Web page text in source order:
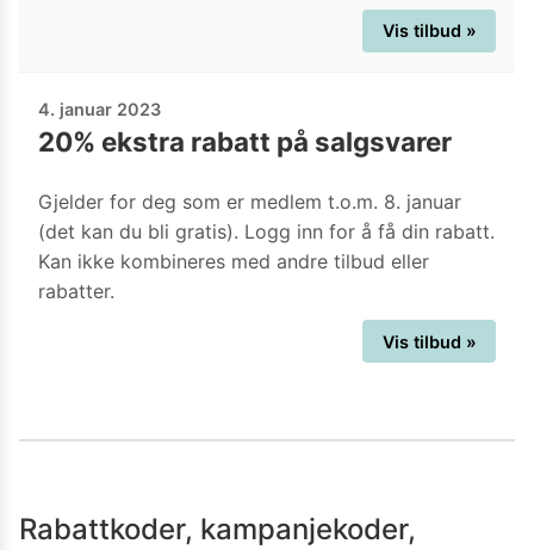
Vis tilbud »
4. januar 2023
20% ekstra rabatt på salgsvarer
Gjelder for deg som er medlem t.o.m. 8. januar
(det kan du bli gratis). Logg inn for å få din rabatt.
Kan ikke kombineres med andre tilbud eller
rabatter.
Vis tilbud »
Rabattkoder, kampanjekoder,